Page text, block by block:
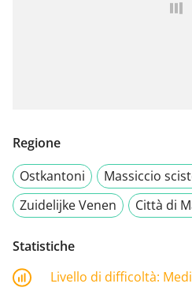
Regione
Ostkantoni
Massiccio
Zuidelijke Venen
Città di
Statistiche
Livello di difficoltà: